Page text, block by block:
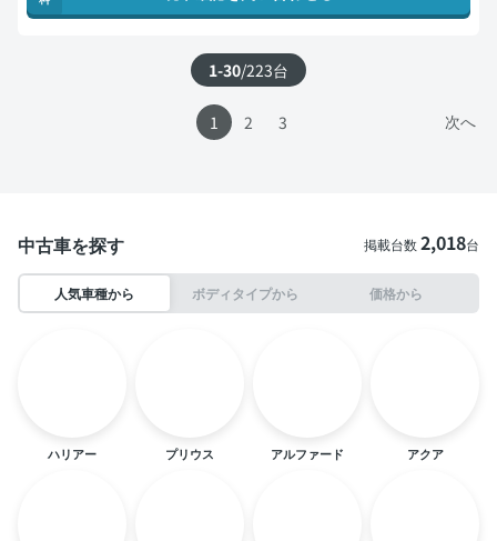
1-30/223台
次へ
1 2 3
中古車を探す 掲載台数2,018台
人気車種から ボディタイプから 価格から
ハリアー プリウス アルファード アクア